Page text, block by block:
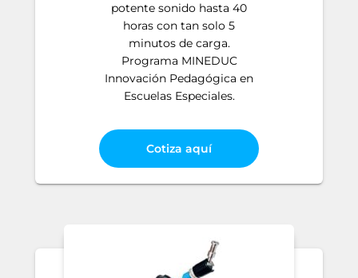
potente sonido hasta 40
horas con tan solo 5
minutos de carga.
Programa MINEDUC
Innovación Pedagógica en
Escuelas Especiales.
Cotiza aquí